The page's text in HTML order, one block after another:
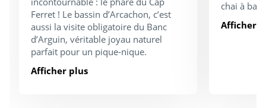
Ferret ! Le bassin d’Arcachon, c’est
aussi la visite obligatoire du Banc
d’Arguin, véritable joyau naturel
parfait pour un pique-nique.
Afficher plus
chai à
Afficher